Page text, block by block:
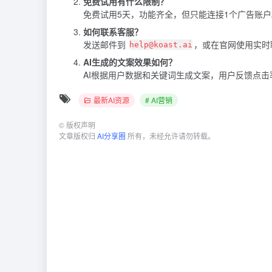
免费试用5天，功能齐全，但只能连接1个广告账户
如何联系客服？
发送邮件到 help@koast.ai ，或在官网使用实时
AI生成的文案效果如何？
AI根据用户数据和关键词生成文案，用户反馈点击
最新AI资源 # AI营销
© 版权声明
文章版权归 AI分享圈 所有，未经允许请勿转载。